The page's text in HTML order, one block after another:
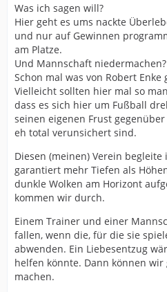
Was ich sagen will?
Hier geht es ums nackte
und nur auf Gewinnen
am Platze.
Und Mannschaft niedermachen?
Schon mal was von Robert Enke
Vielleicht sollten hier mal so
dass es sich hier um Fußball
seinen eigenen Frust
eh total verunsichert sind.
Diesen (meinen) Verein
garantiert mehr Tiefen als
dunkle Wolken am Horizont
kommen wir durch.
Einem Trainer und einer
fallen, wenn die, für die sie
abwenden. Ein Liebesentzug
helfen könnte. Dann können
machen.